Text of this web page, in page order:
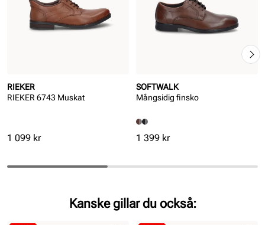
RIEKER
RIEKER 6743 Muskat
Pris
1 099 kr
SOFTWALK
Mångsidig finsko
Pris
1 399 kr
Kanske gillar du också: